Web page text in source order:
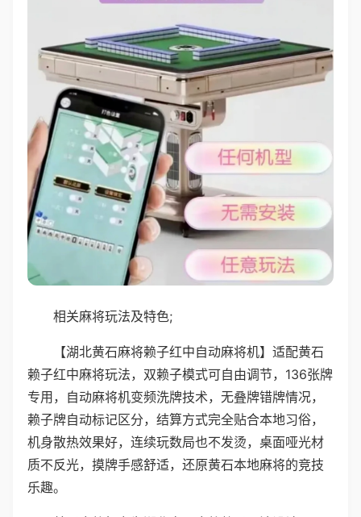
相关麻将玩法及特色;
【湖北黄石麻将赖子红中自动麻将机】适配黄石
赖子红中麻将玩法，双赖子模式可自由调节，136张牌
专用，自动麻将机变频洗牌技术，无叠牌错牌情况，
赖子牌自动标记区分，结算方式完全贴合本地习俗，
机身散热效果好，连续玩数局也不发烫，桌面哑光材
质不反光，摸牌手感舒适，还原黄石本地麻将的竞技
乐趣。